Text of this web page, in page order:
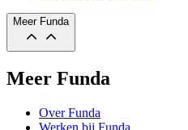
Meer Funda
Meer Funda
Over Funda
Werken bij Funda